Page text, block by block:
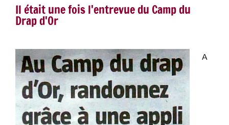
Il était une fois l'entrevue du Camp du
Drap d'Or
A